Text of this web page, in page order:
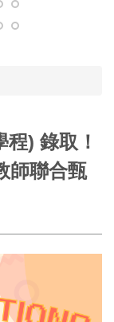
程) 錄取！
師聯合甄